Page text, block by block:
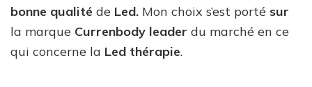
bonne qualité de Led. Mon choix s’est porté sur
la marque Currenbody leader du marché en ce
qui concerne la Led thérapie.